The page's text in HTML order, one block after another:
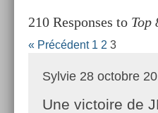
210 Responses to Top
« Précédent 1 2 3
Sylvie 28 octobre
Une victoire de